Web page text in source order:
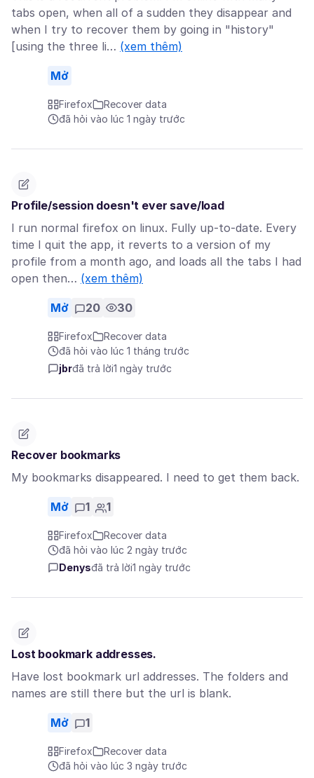
tabs open, when all of a sudden they disappear and
when I try to recover them by going in "history"
[using the three li… (xem thêm)
Mở
Firefox
Recover data
đã hỏi vào lúc 1 ngày trước
Profile/session doesn't ever save/load
I run normal firefox on linux. Fully up-to-date. Every
time I quit the app, it reverts to a version of my
profile from a month ago, and loads all the tabs I had
open then… (xem thêm)
Mở 20 30
Firefox
Recover data
đã hỏi vào lúc 1 tháng trước
jbrđã trả lời1 ngày trước
Recover bookmarks
My bookmarks disappeared. I need to get them back.
Mở 1 1
Firefox
Recover data
đã hỏi vào lúc 2 ngày trước
Denysđã trả lời1 ngày trước
Lost bookmark addresses.
Have lost bookmark url addresses. The folders and
names are still there but the url is blank.
Mở 1
Firefox
Recover data
đã hỏi vào lúc 3 ngày trước